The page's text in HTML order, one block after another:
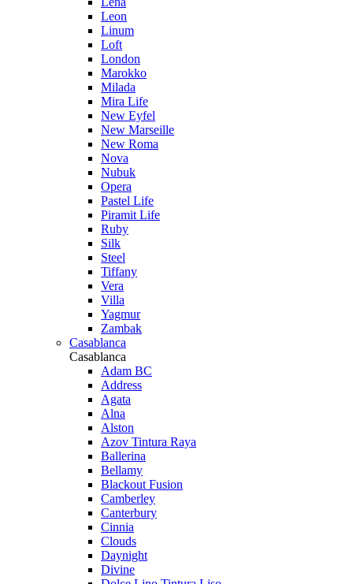
Leon
Linum
Loft
London
Marokko
Milada
Mira Life
New Eyfel
New Marseille
New Roma
Nova
Nubuk
Opera
Pastel Life
Piramit Life
Ruby
Silk
Steel
Tiffany
Vera
Villa
Yagmur
Zambak
Casablanca
Casablanca
Adam BC
Address
Agata
Alna
Alston
Azov Tintura Raya
Ballerina
Bellamy
Blackout Fusion
Camberley
Canterbury
Cinnia
Clouds
Daynight
Divine